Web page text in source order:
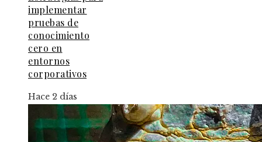
implementar
pruebas de
conocimiento
cero en
entornos
corporativos
Hace 2 días